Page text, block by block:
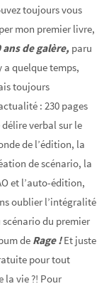
toujours vous
mon premier livre,
ans de galère, paru
a quelque temps,
toujours
: 230 pages
délire verbal sur le
de l’édition, la
de scénario, la
et l’auto-édition,
oublier l’intégralité
scénario du premier
de Rage !Et juste
pour tout
la vie ?! Pour